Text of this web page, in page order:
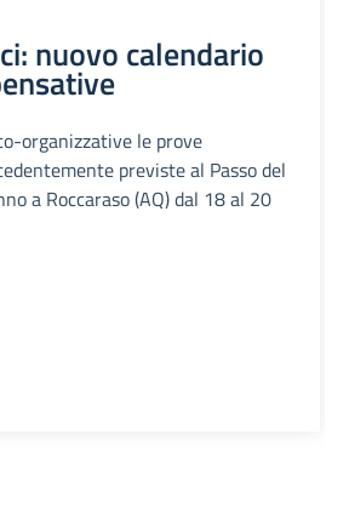
nuovo calendario
organizzative le prove
previste al Passo del
a Roccaraso (AQ) dal 18 al 20